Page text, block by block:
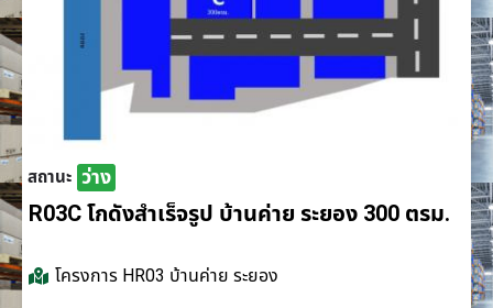
สถานะ ว่าง
R03C โกดังสำเร็จรูป บ้านค่าย ระยอง 300 ตรม.
โครงการ HR03 บ้านค่าย ระยอง